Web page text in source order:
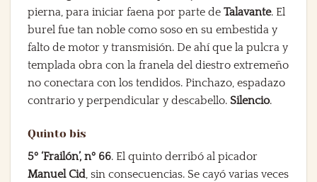
pierna, para iniciar faena por parte de Talavante. El
burel fue tan noble como soso en su embestida y
falto de motor y transmisión. De ahí que la pulcra y
templada obra con la franela del diestro extremeño
no conectara con los tendidos. Pinchazo, espadazo
contrario y perpendicular y descabello. Silencio.
Quinto bis
5º ‘Frailón’, nº 66. El quinto derribó al picador
Manuel Cid, sin consecuencias. Se cayó varias veces